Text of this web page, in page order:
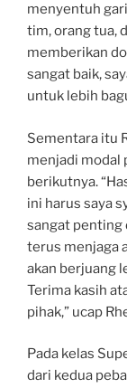
menyentuh
tim, orang tua,
memberikan
sangat baik,
untuk lebih
Sementara itu
menjadi modal
berikutnya.
ini harus saya
sangat penting
terus menjaga
akan berjuang
Terima kasih
pihak,” ucap
Pada kelas
dari kedua